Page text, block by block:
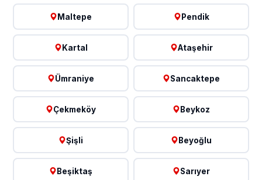
Maltepe Pendik
Kartal Ataşehir
Ümraniye Sancaktepe
Çekmeköy Beykoz
Şişli Beyoğlu
Beşiktaş Sarıyer